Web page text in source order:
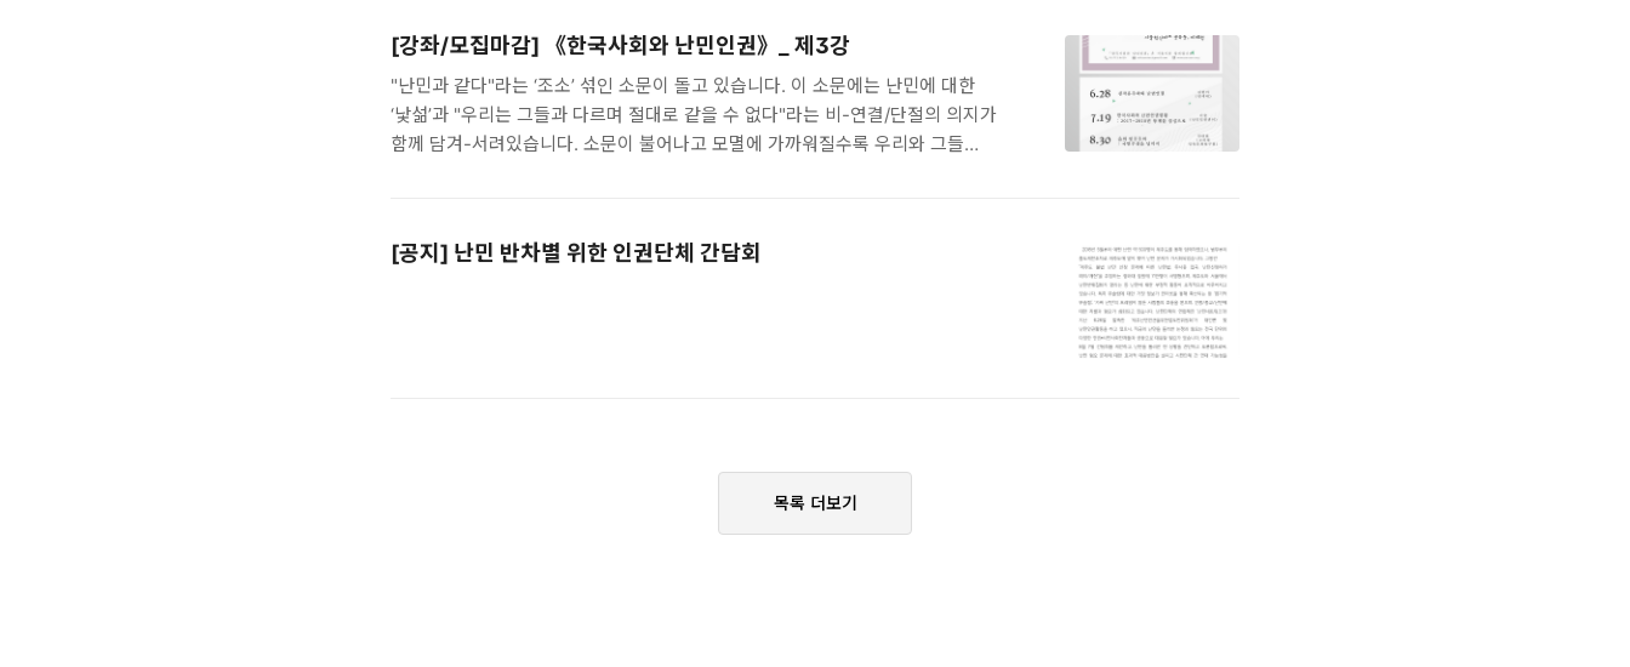
《한국사회와 난민인권》을 여는 한국의 ‘상황성’은 이에 기초해있습니다. 서울시
(후원)와 난민인권센터(주최), 모든이의민주주의연구소 교육연구팀(공동협력)이
함께하는 이 강좌는 난민인권에 대해 관심을 갖고 다양한 실천을 고민하는 모든
동료시민들을 위..
[강좌/모집마감] 《한국사회와 난민인권》_ 제3강
"난민과 같다"라는 ‘조소’ 섞인 소문이 돌고 있습니다. 이 소문에는 난민에 대한
‘낯섦’과 "우리는 그들과 다르며 절대로 같을 수 없다"라는 비-연결/단절의 의지가
함께 담겨-서려있습니다. 소문이 불어나고 모멸에 가까워질수록 우리와 그들
《한국사회와 난민인권》을 여는 한국의 ‘상황성’은 이에 기초해있습니다. 서울시
[공지] 난민 반차별 위한 인권단체 간담회
목록 더보기